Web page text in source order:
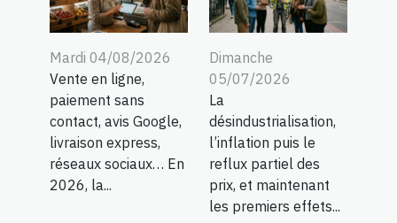
Mardi 04/08/2026
Vente en ligne,
paiement sans
contact, avis Google,
livraison express,
réseaux sociaux… En
2026, la...
Dimanche
05/07/2026
La
désindustrialisation,
l’inflation puis le
reflux partiel des
prix, et maintenant
les premiers effets...